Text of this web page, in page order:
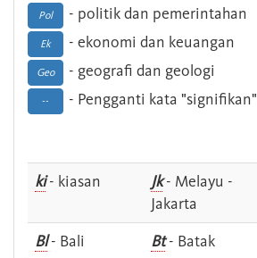
Pol - politik dan pemerintahan
Ek - ekonomi dan keuangan
Geo - geografi dan geologi
-- - Pengganti kata "signifikan"
ki- kiasan Jk- Melayu -
Jakarta
Bl- Bali Bt- Batak